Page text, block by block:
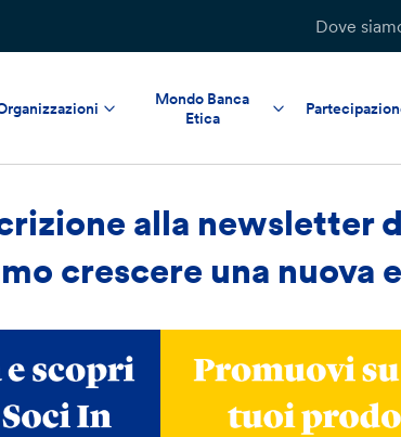
Dove
Mondo Banca
Etica
alla newsletter
crescere una nuova